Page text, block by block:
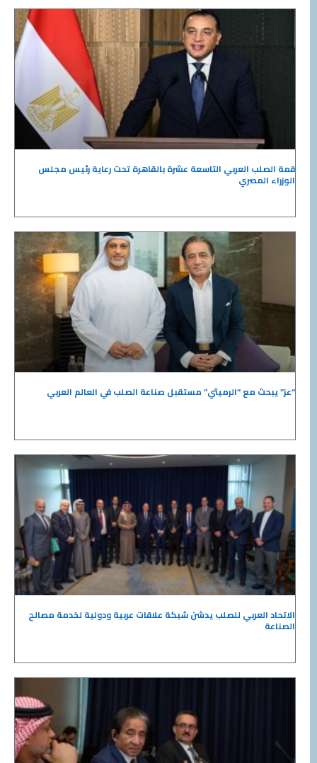
قمة الصلب العربي التاسعة عشرة بالقاهرة تحت رعاية رئيس مجلس
الوزراء المصري
“عز” يبحث مع “الرميثي” مستقبل صناعة الصلب في العالم العربي
الاتحاد العربي للصلب يدشن شبكة علاقات عربية ودولية لخدمة مصالح
الصناعة